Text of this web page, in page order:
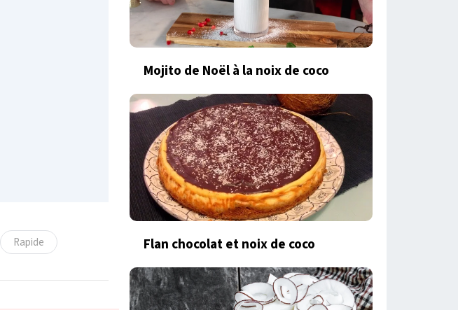
Rapide
Mojito de Noël à la noix de coco
Flan chocolat et noix de coco